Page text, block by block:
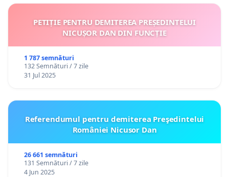
PETIȚIE PENTRU DEMITEREA PREȘEDINTELUI
NICUȘOR DAN DIN FUNCȚIE
1 787 semnături
132 Semnături / 7 zile
31 Jul 2025
Referendumul pentru demiterea Preşedintelui
României Nicusor Dan
26 661 semnături
131 Semnături / 7 zile
4 Jun 2025